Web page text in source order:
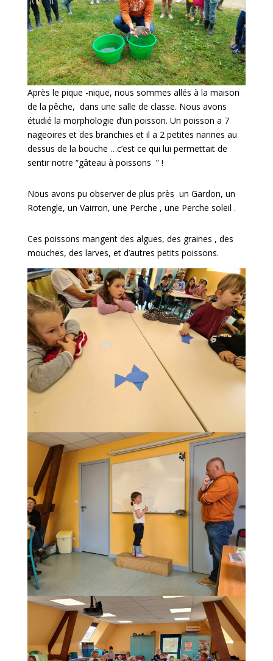
Après le pique -nique, nous sommes allés à la maison
de la pêche, dans une salle de classe. Nous avons
étudié la morphologie d’un poisson. Un poisson a 7
nageoires et des branchies et il a 2 petites narines au
dessus de la bouche …c’est ce qui lui permettait de
sentir notre “gâteau à poissons ” !
Nous avons pu observer de plus près un Gardon, un
Rotengle, un Vairron, une Perche , une Perche soleil .
Ces poissons mangent des algues, des graines , des
mouches, des larves, et d’autres petits poissons.